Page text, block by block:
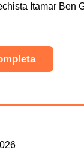
Itamar Ben